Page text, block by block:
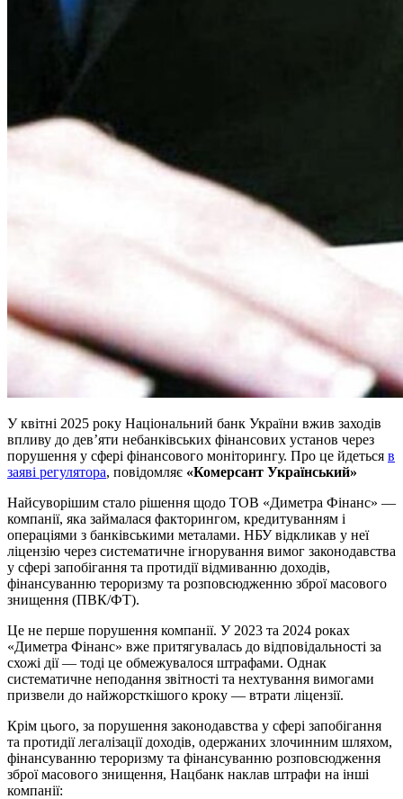
У квітні 2025 року Національний банк України вжив заходів
впливу до дев’яти небанківських фінансових установ через
порушення у сфері фінансового моніторингу. Про це йдеться в
заяві регулятора, повідомляє «Комерсант Український»
Найсуворішим стало рішення щодо ТОВ «Диметра Фінанс» —
компанії, яка займалася факторингом, кредитуванням і
операціями з банківськими металами. НБУ відкликав у неї
ліцензію через систематичне ігнорування вимог законодавства
у сфері запобігання та протидії відмиванню доходів,
фінансуванню тероризму та розповсюдженню зброї масового
знищення (ПВК/ФТ).
Це не перше порушення компанії. У 2023 та 2024 роках
«Диметра Фінанс» вже притягувалась до відповідальності за
схожі дії — тоді це обмежувалося штрафами. Однак
систематичне неподання звітності та нехтування вимогами
призвели до найжорсткішого кроку — втрати ліцензії.
Крім цього, за порушення законодавства у сфері запобігання
та протидії легалізації доходів, одержаних злочинним шляхом,
фінансуванню тероризму та фінансуванню розповсюдження
зброї масового знищення, Нацбанк наклав штрафи на інші
компанії: